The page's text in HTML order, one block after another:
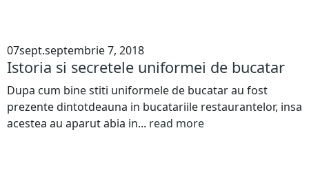
07sept.septembrie 7, 2018
Istoria si secretele uniformei de bucatar
Dupa cum bine stiti uniformele de bucatar au fost
prezente dintotdeauna in bucatariile restaurantelor, insa
acestea au aparut abia in... read more